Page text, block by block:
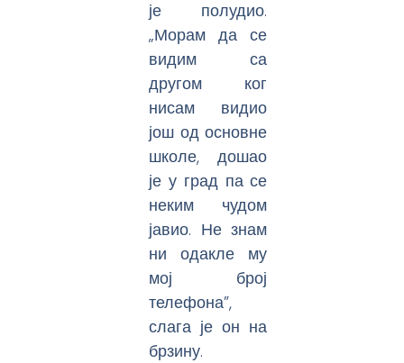
је полудио.
„Морам да се
видим са
другом ког
нисам видио
још од основне
школе, дошао
је у град па се
неким чудом
јавио. Не знам
ни одакле му
мој број
телефона”,
слага је он на
брзину.